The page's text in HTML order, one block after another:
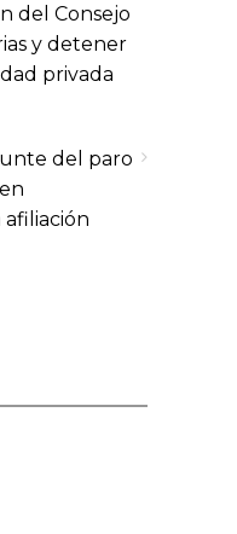
del Consejo
y detener
privada
del paro